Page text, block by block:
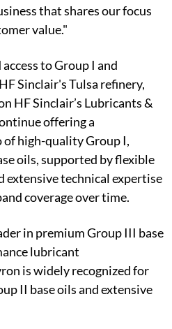
that shares our focus
value."
to Group I and
Sinclair's Tulsa refinery,
HF Sinclair’s Lubricants &
offering a
high-quality Group I,
oils, supported by flexible
extensive technical expertise
coverage over time.
in premium Group III base
lubricant
is widely recognized for
II base oils and extensive